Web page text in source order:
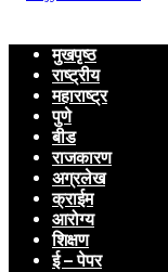
मुखपृष्ठ
राष्ट्रीय
महाराष्ट्र
पुणे
बीड
राजकारण
अग्रलेख
क्राईम
आरोग्य
शिक्षण
ई – पेपर